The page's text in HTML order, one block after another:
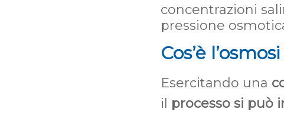
concentrazioni
pressione
Cos’è
Esercitando una
il processo si può